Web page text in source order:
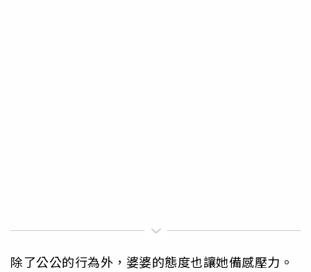
除了公公的行為外，婆婆的態度也讓她備感壓力。